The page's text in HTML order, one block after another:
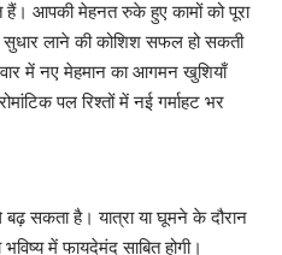
आपकी मेहनत रुके हुए कामों को पूरा
लाने की कोशिश सफल हो सकती
में नए मेहमान का आगमन खुशियाँ
पल रिश्तों में नई गर्माहट भर
सकता है। यात्रा या घूमने के दौरान
में फायदेमंद साबित होगी।